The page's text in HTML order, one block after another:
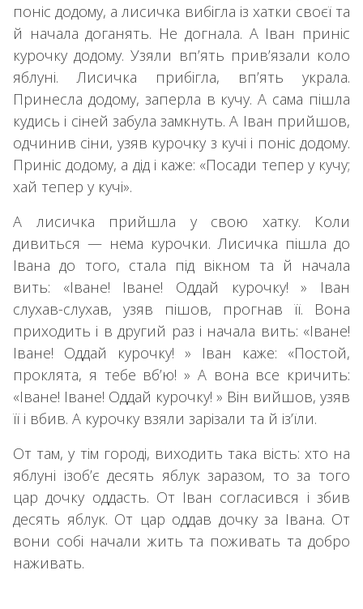
поніс додому, а лисичка вибігла із хатки своєї та
й начала доганять. Не догнала. А Іван приніс
курочку додому. Узяли вп’ять прив’язали коло
яблуні. Лисичка прибігла, вп’ять украла.
Принесла додому, заперла в кучу. А сама пішла
кудись і сіней забула замкнуть. А Іван прийшов,
одчинив сіни, узяв курочку з кучі і поніс додому.
Приніс додому, а дід і каже: «Посади тепер у кучу;
хай тепер у кучі».
А лисичка прийшла у свою хатку. Коли
дивиться — нема курочки. Лисичка пішла до
Івана до того, стала під вікном та й начала
вить: «Іване! Іване! Оддай курочку! » Іван
слухав-слухав, узяв пішов, прогнав її. Вона
приходить і в другий раз і начала вить: «Іване!
Іване! Оддай курочку! » Іван каже: «Постой,
проклята, я тебе вб’ю! » А вона все кричить:
«Іване! Іване! Оддай курочку! » Він вийшов, узяв
її і вбив. А курочку взяли зарізали та й із’їли.
От там, у тім городі, виходить така вість: хто на
яблуні ізоб’є десять яблук заразом, то за того
цар дочку оддасть. От Іван согласився і збив
десять яблук. От цар оддав дочку за Івана. От
вони собі начали жить та поживать та добро
наживать.